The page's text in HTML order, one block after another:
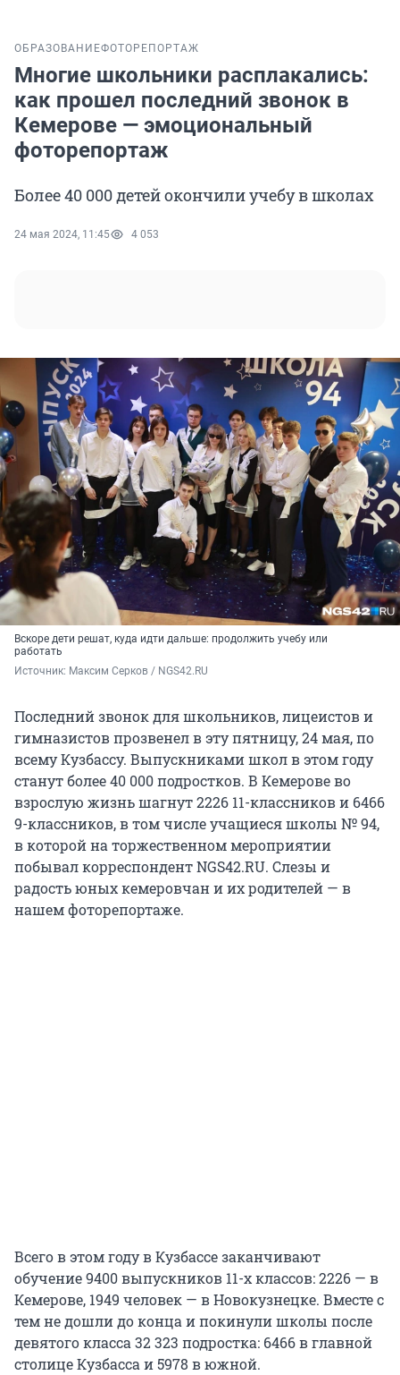
ОБРАЗОВАНИЕФОТОРЕПОРТАЖ
Многие школьники расплакались:
как прошел последний звонок в
Кемерове — эмоциональный
фоторепортаж
Более 40 000 детей окончили учебу в школах
24 мая 2024, 11:45 4 053
Вскоре дети решат, куда идти дальше: продолжить учебу или
работать
Источник: Максим Серков / NGS42.RU
Последний звонок для школьников, лицеистов и
гимназистов прозвенел в эту пятницу, 24 мая, по
всему Кузбассу. Выпускниками школ в этом году
станут более 40 000 подростков. В Кемерове во
взрослую жизнь шагнут 2226 11-классников и 6466
9-классников, в том числе учащиеся школы № 94,
в которой на торжественном мероприятии
побывал корреспондент NGS42.RU. Слезы и
радость юных кемеровчан и их родителей — в
нашем фоторепортаже.
Всего в этом году в Кузбассе заканчивают
обучение 9400 выпускников 11-х классов: 2226 — в
Кемерове, 1949 человек — в Новокузнецке. Вместе с
тем не дошли до конца и покинули школы после
девятого класса 32 323 подростка: 6466 в главной
столице Кузбасса и 5978 в южной.